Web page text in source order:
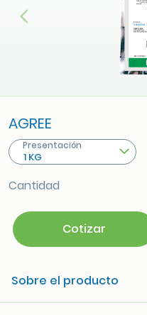
Anterior
AGREE
1 KG
Presentación
Cantidad
Cotizar
Sobre el producto